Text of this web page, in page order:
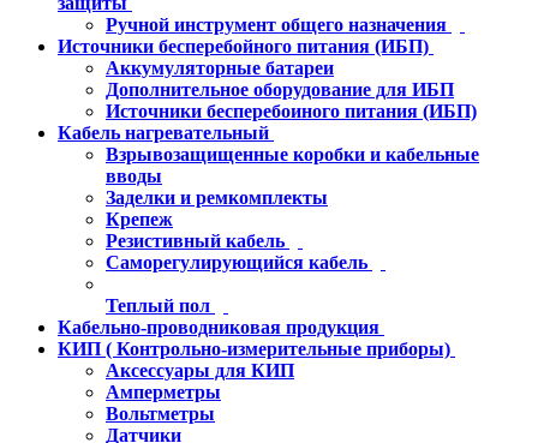
Ручной инструмент общего назначения
Источники бесперебойного питания (ИБП)
Аккумуляторные батареи
Дополнительное оборудование для ИБП
Источники бесперебоиного питания (ИБП)
Кабель нагревательный
Взрывозащищенные коробки и кабельные
вводы
Заделки и ремкомплекты
Крепеж
Резистивный кабель
Саморегулирующийся кабель
Теплый пол
Кабельно-проводниковая продукция
КИП ( Контрольно-измерительные приборы)
Аксессуары для КИП
Амперметры
Вольтметры
Датчики